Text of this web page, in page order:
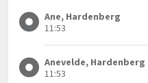
Ane, Hardenberg
11:53
Anevelde, Hardenberg
11:53